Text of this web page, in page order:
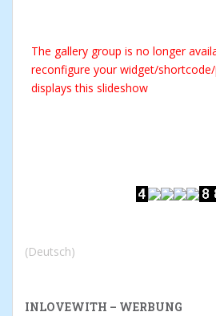
The gallery group is no longer
reconfigure your widget/
displays this slideshow
(Deutsch)
INLOVEWITH – WERBUNG